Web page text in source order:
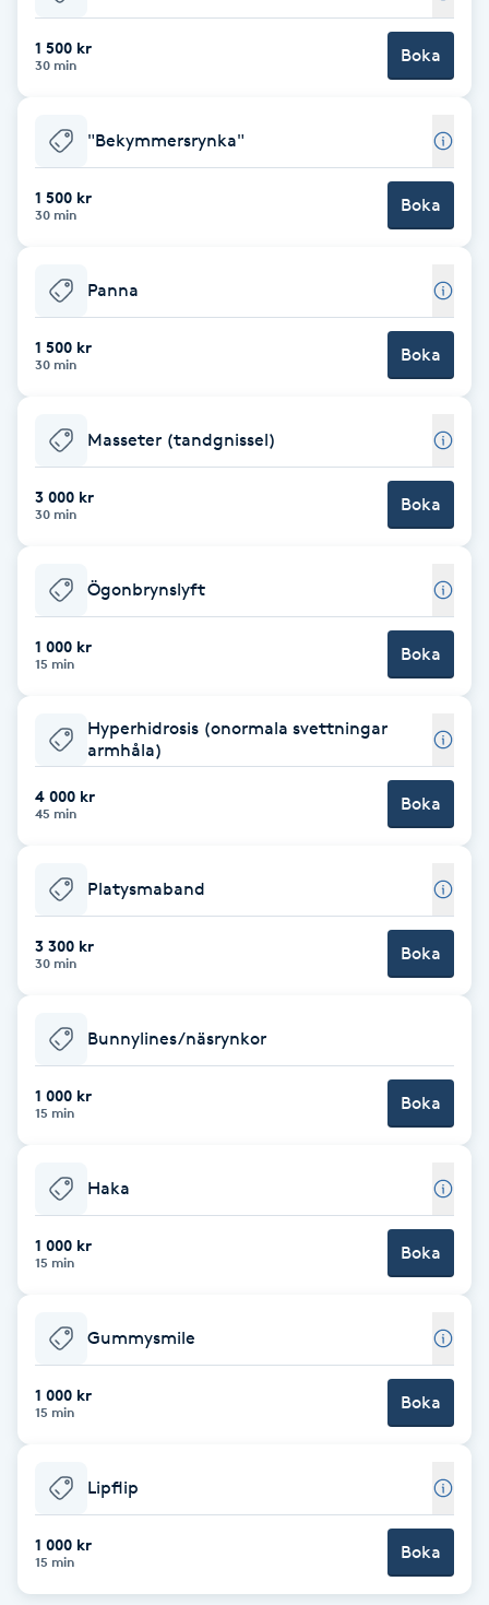
Babylights
Balayage
Barber
Barnklippning
BIAB
Blowout
Bottenfärg
Brynfärgning
Brynplockning
Celluliter
Color correction
Cryoterapi
Damklippning
Diamantslipning
Extensions
Extensions borttagning
Face framing
1 500 kr
30 min Boka
"Bekymmersrynka"
1 500 kr
30 min Boka
Panna
1 500 kr
30 min Boka
Masseter (tandgnissel)
3 000 kr
30 min Boka
Ögonbrynslyft
1 000 kr
15 min Boka
Hyperhidrosis (onormala svettningar
armhåla)
4 000 kr
45 min Boka
Platysmaband
3 300 kr
30 min Boka
Bunnylines/näsrynkor
1 000 kr
15 min Boka
Haka
1 000 kr
15 min Boka
Gummysmile
1 000 kr
15 min Boka
Lipflip
1 000 kr
15 min Boka